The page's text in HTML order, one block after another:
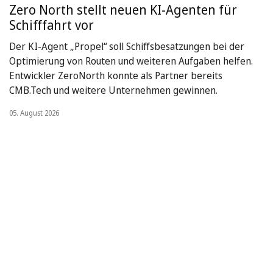
Zero North stellt neuen KI-Agenten für
Schifffahrt vor
Der KI-Agent „Propel“ soll Schiffsbesatzungen bei der
Optimierung von Routen und weiteren Aufgaben helfen.
Entwickler ZeroNorth konnte als Partner bereits
CMB.Tech und weitere Unternehmen gewinnen.
05. August 2026